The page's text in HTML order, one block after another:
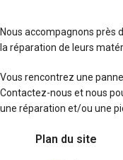
Nous accompagnons près
la réparation de leurs
Vous rencontrez une
Contactez-nous et nous
une réparation et/ou une
Plan du site